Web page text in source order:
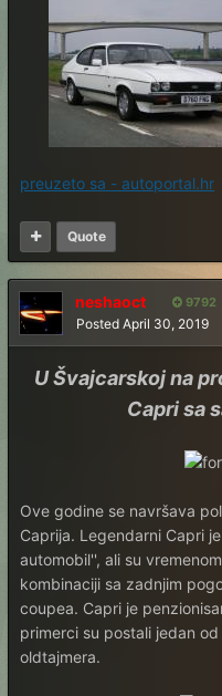
preuzeto sa - autoportal.hr
Quote
neshaoct 9792
Posted April 30, 2019
U Švajcarskoj na
Capri sa
Ove godine se navršava
Caprija. Legendarni Capri
automobil'', ali su
kombinaciji sa zadnjim
coupea. Capri je
primerci su postali jedan
oldtajmera.